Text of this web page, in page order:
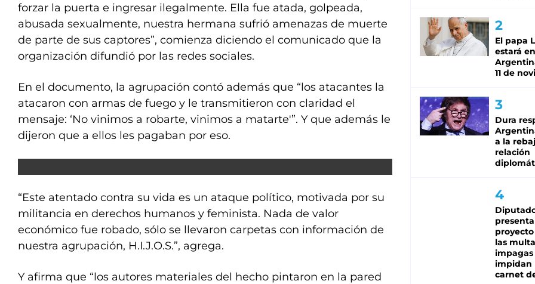
forzar la puerta e ingresar ilegalmente. Ella fue atada, golpeada,
abusada sexualmente, nuestra hermana sufrió amenazas de muerte
de parte de sus captores”, comienza diciendo el comunicado que la
organización difundió por las redes sociales.
En el documento, la agrupación contó además que “los atacantes la
atacaron con armas de fuego y le transmitieron con claridad el
mensaje: ‘No vinimos a robarte, vinimos a matarte'”. Y que además le
dijeron que a ellos les pagaban por eso.
“Este atentado contra su vida es un ataque político, motivada por su
militancia en derechos humanos y feminista. Nada de valor
económico fue robado, sólo se llevaron carpetas con información de
nuestra agrupación, H.I.J.O.S.”, agrega.
Y afirma que “los autores materiales del hecho pintaron en la pared
El papa
estará
11 de
Dura
a la
relación
las
impagas
impidan
carnet